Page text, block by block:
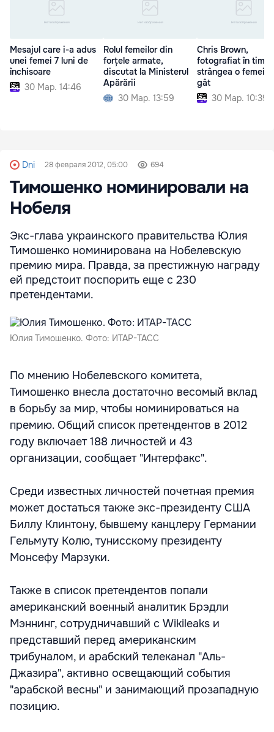
Mesajul care i-a adus
unei femei 7 luni de
închisoare
30 Мар. 14:46
Rolul femeilor din
forțele armate,
discutat la Ministerul
Apărării
30 Мар. 13:59
Chris Brown,
fotografiat în timp
strângea o femeie
gât
30 Мар. 10:39
Dni 28 февраля 2012, 05:00 694
Тимошенко номинировали на
Нобеля
Экс-глава украинского правительства Юлия
Тимошенко номинирована на Нобелевскую
премию мира. Правда, за престижную награду
ей предстоит поспорить еще с 230
претендентами.
Юлия Тимошенко. Фото: ИТАР-ТАСС
По мнению Нобелевского комитета,
Тимошенко внесла достаточно весомый вклад
в борьбу за мир, чтобы номинироваться на
премию. Общий список претендентов в 2012
году включает 188 личностей и 43
организации, сообщает "Интерфакс".
Среди известных личностей почетная премия
может достаться также экс-президенту США
Биллу Клинтону, бывшему канцлеру Германии
Гельмуту Колю, тунисскому президенту
Монсефу Марзуки.
Также в список претендентов попали
американский военный аналитик Брэдли
Мэннинг, сотрудничавший с Wikileaks и
представший перед американским
трибуналом, и арабский телеканал "Аль-
Джазира", активно освещающий события
"арабской весны" и занимающий прозападную
позицию.